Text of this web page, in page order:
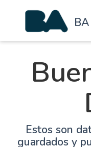
Estos son
guardados y